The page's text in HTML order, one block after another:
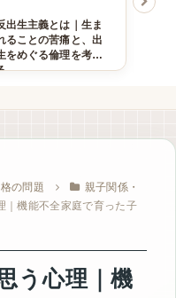
出生主義とは｜生ま
ることの苦痛と、出
をめぐる倫理を考え
の問題
親子関係・
｜機能不全家庭で育った子
う心理｜機